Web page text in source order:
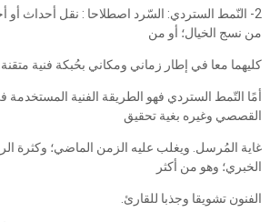
2- النّمط الستردي: السّرد اصطلاحا : نقل أحداث أو
من نسج الخيال؛ أو من
كليهما معا في إطار زماني ومكاني بحُبكة فنية متقنة.
أمًا التّمط الستردي فهو الطريقة الفنية المستخدمة
القصصي وغيره بغية تحقيق
غاية المُرسل. ويغلب عليه الزمن الماضي؛ وكثرة
الخبري؛ وهو من أكثر
الفنون تشويقا وجذبا للقارئ.